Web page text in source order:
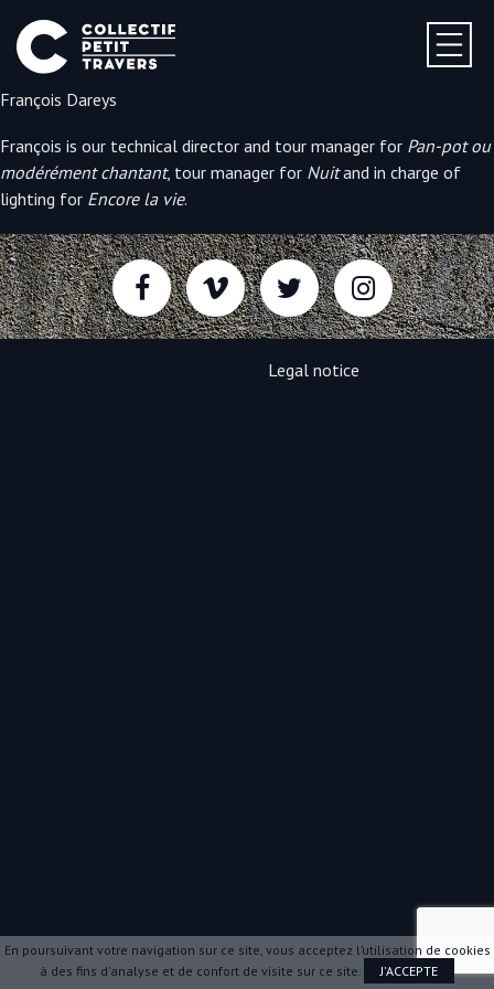
En poursuivant votre navigation sur ce site, vous acceptez l’utilisation de cookies
à des fins d'analyse et de confort de visite sur ce site.
J'ACCEPTE
François Dareys
François is our technical director and tour manager for Pan-pot ou
modérément chantant, tour manager for Nuitand in charge of
lighting for Encore la vie.
Legal notice